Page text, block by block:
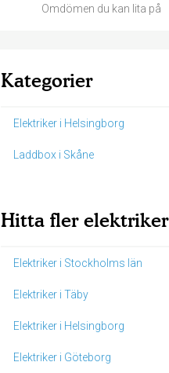
Omdömen du kan lita på
Kategorier
Elektriker i Helsingborg
Laddbox i Skåne
Hitta fler elektriker
Elektriker i Stockholms län
Elektriker i Täby
Elektriker i Helsingborg
Elektriker i Göteborg